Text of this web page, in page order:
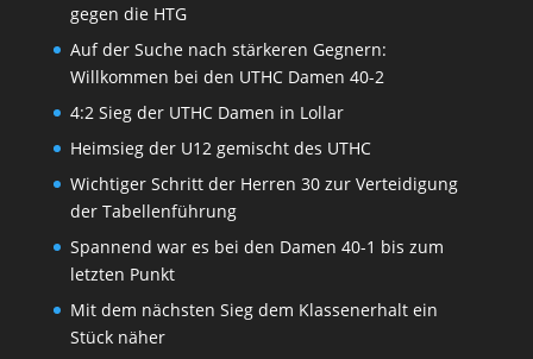
gegen die HTG
Auf der Suche nach stärkeren Gegnern:
Willkommen bei den UTHC Damen 40-2
4:2 Sieg der UTHC Damen in Lollar
Heimsieg der U12 gemischt des UTHC
Wichtiger Schritt der Herren 30 zur Verteidigung
der Tabellenführung
Spannend war es bei den Damen 40-1 bis zum
letzten Punkt
Mit dem nächsten Sieg dem Klassenerhalt ein
Stück näher